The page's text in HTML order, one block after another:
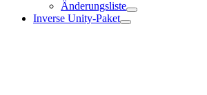
Änderungsliste
Inverse Unity-Paket